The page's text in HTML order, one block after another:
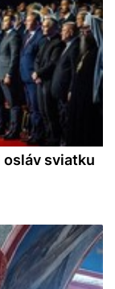
sviatku